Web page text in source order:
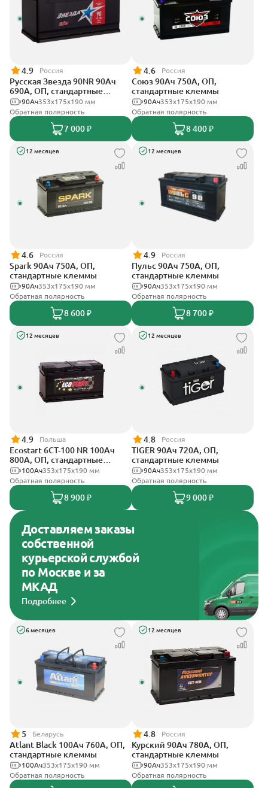
4.9 Россия
Русская Звезда 90NR 90Ач
690А, ОП, стандартные
клеммы353x175x190 мм
90Ач
Обратная полярность
7 000 ₽
4.6 Россия
Союз 90Ач 750А, ОП,
стандартные клеммы
353x175x190 мм
90Ач
Обратная полярность
8 400 ₽
12 месяцев
4.6 Россия
Spark 90Ач 750А, ОП,
стандартные клеммы
353х175х190 мм
90Ач
Обратная полярность
8 600 ₽
12 месяцев
4.9 Россия
Пульс 90Ач 750А, ОП,
стандартные клеммы
353x175x190 мм
90Ач
Обратная полярность
8 700 ₽
12 месяцев
4.9 Польша
Ecostart 6CT-100 NR 100Ач
800А, ОП, стандартные
клеммы353x175x190 мм
100Ач
Обратная полярность
8 900 ₽
12 месяцев
4.8 Россия
TIGER 90Ач 720А, ОП,
стандартные клеммы
353х175х190 мм
90Ач
Обратная полярность
9 000 ₽
Доставляем заказы
собственной
курьерской службой
по Москве и за
МКАД
Подробнее
6 месяцев
5 Беларусь
Atlant Black 100Ач 760А, ОП,
стандартные клеммы
353х175х190 мм
100Ач
Обратная полярность
12 месяцев
4.8 Россия
Курский 90Ач 780А, ОП,
стандартные клеммы
353x175x190 мм
90Ач
Обратная полярность